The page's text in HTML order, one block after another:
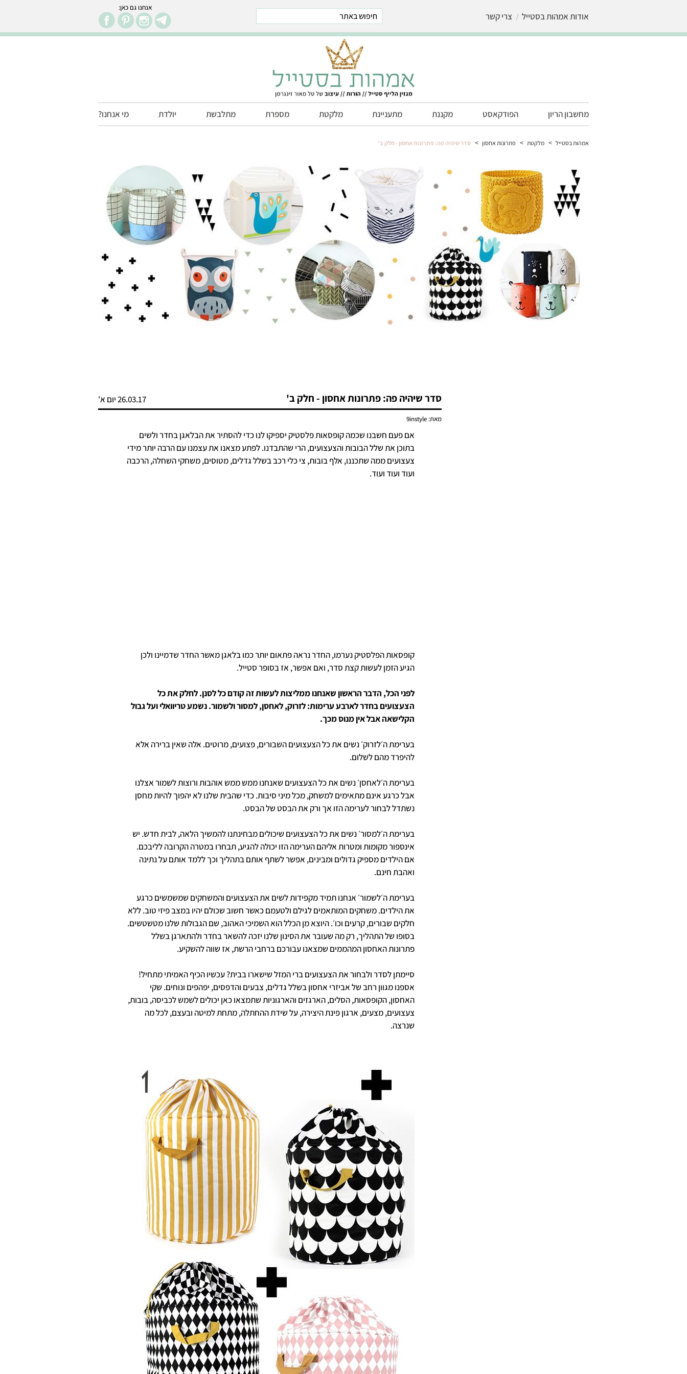
אודות אמהות בסטייל צרי קשר
אנחנו גם כאן:
מחשבון הריון הפודקאסט מקננת
חדרי ילדים
חדרי תינוקות
חדרים משותפים לאחים
חדרי משחקים
חדרים מעוצבים לפי נושא
מתעניינת מלקטת מספרת מתלבשת יולדת מי אנחנו?
אמהות בסטייל > מלקטת > פתרונות אחסון > סדר שיהיה פה: פתרונות אחסון - חלק ב'
סדר שיהיה פה: פתרונות אחסון - חלק ב' 26.03.17 יום א'
מאת: 9instyle
אם פעם חשבנו שכמה קופסאות פלסטיק יספיקו לנו כדי להסתיר את הבלאגן בחדר ולשים
בתוכן את שלל הבובות והצעצועים, הרי שהתבדנו. לפתע מצאנו את עצמנו עם הרבה יותר מידי
צעצועים ממה שתכננו, אלף בובות, צי כלי רכב בשלל גדלים, מטוסים, משחקי השחלה, הרכבה
ועוד ועוד ועוד.
קופסאות הפלסטיק נערמו, החדר נראה פתאום יותר כמו בלאגן מאשר החדר שדמיינו ולכן
הגיע הזמן לעשות קצת סדר, ואם אפשר, אז בסופר סטייל.
לפני הכל, הדבר הראשון שאנחנו ממליצות לעשות זה קודם כל לסנן. לחלק את כל
הצעצועים בחדר לארבע ערימות: לזרוק, לאחסן, למסור ולשמור. נשמע טריוואלי ועל גבול
הקלישאה אבל אין מנוס מכך.
בערימת ה׳לזרוק׳ נשים את כל הצעצועים השבורים, פצועים, מרוטים. אלה שאין ברירה אלא
להיפרד מהם לשלום.
בערימת ה׳לאחסן׳ נשים את כל הצעצועים שאנחנו ממש ממש אוהבות ורוצות לשמור אצלנו
אבל כרגע אינם מתאימים למשחק, מכל מיני סיבות. כדי שהבית שלנו לא יהפוך להיות מחסן
נשתדל לבחור לערימה הזו אך ורק את הבסט של הבסט.
בערימת ה׳למסור׳ נשים את כל הצעצועים שיכולים מבחינתנו להמשיך הלאה, לבית חדש. יש
אינספור מקומות ומטרות אליהם הערימה הזו יכולה להגיע, תבחרו במטרה הקרובה לליבכם.
אם הילדים מספיק גדולים ומבינים, אפשר לשתף אותם בתהליך וכך ללמד אותם על נתינה
ואהבת חינם.
בערימת ה׳לשמור׳ אנחנו תמיד מקפידות לשים את הצעצועים והמשחקים שמשמשים כרגע
את הילדים. משחקים המותאמים לגילם ולטעמם כאשר חשוב שכולם יהיו במצב פיזי טוב. ללא
חלקים שבורים, קרעים וכו׳. היוצא מן הכלל הוא השמיכי האהוב, שם הגבולות שלנו מטשטשים.
בסופו של התהליך, רק מה שעובר את הסינון שלנו יזכה להשאר בחדר ולהתארגן בשלל
פתרונות האחסון המהממים שמצאנו עבורכם ברחבי הרשת, אז שווה להשקיע.
סיימתן לסדר ולבחור את הצעצועים ברי המזל שישארו בבית? עכשיו הכיף האמיתי מתחיל!
אספנו מגוון רחב של אביזרי אחסון בשלל גדלים, צבעים והדפסים, יפהפים ונוחים. שקי
האחסון, הקופסאות, הסלים, הארגזים והארגוניות שתמצאו כאן יכולים לשמש לכביסה, בובות,
צעצועים, מצעים, ארגון פינת היצירה, על שידת ההחתלה, מתחת למיטה ובעצם, לכל מה
שנרצה.